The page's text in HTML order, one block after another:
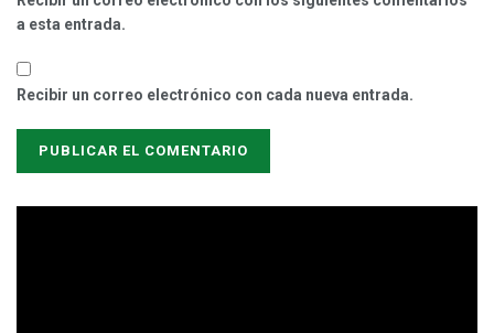
a esta entrada.
Recibir un correo electrónico con cada nueva entrada.